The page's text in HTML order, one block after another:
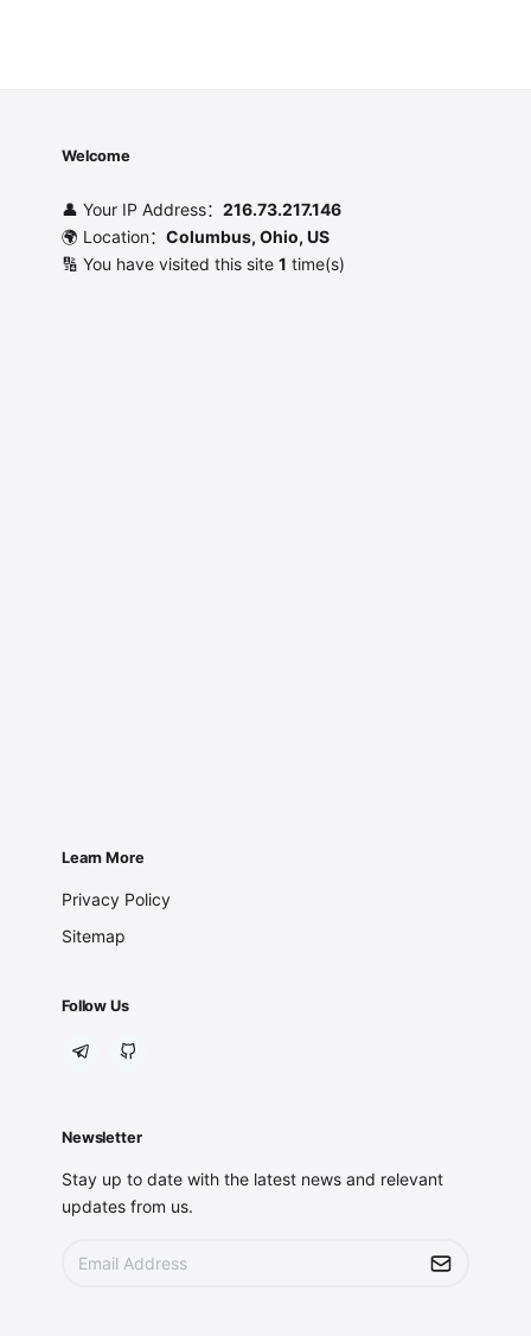
Welcome
👤 Your IP Address： 216.73.217.146
🌍 Location： Columbus, Ohio, US
🔢 You have visited this site 1 time(s)
Learn More
Privacy Policy
Sitemap
Follow Us
Newsletter
Stay up to date with the latest news and relevant
updates from us.